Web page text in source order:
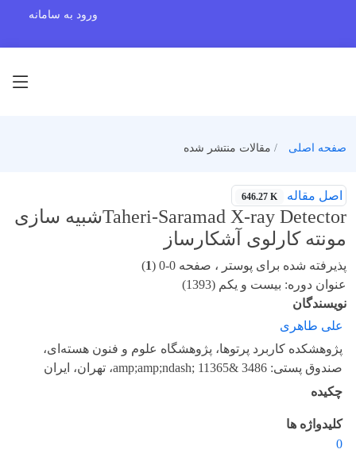
ورود به سامانه
صفحه اصلی مقالات منتشر شده
اصل مقاله 646.27 K
Taheri-Saramad X-ray Detectorشبیه سازی
مونته کارلوی آشکارساز
پذیرفته شده برای پوستر ، صفحه 0-0 ( 1
)
عنوان دوره: بیست و یکم (1393)
نویسندگان
علی طاهری
پژوهشکده کاربرد پرتوها، پژوهشگاه علوم و فنون هسته‌ای،
صندوق پستی: 3486 &amp;amp;ndash; 11365، تهران، ایران
چکیده
کلیدواژه ها
0